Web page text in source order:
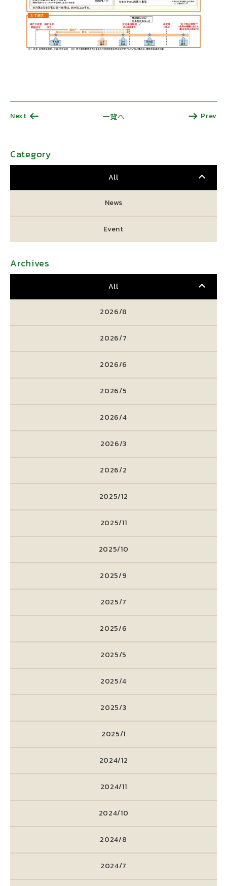
Next 一覧へ Prev
Category
All
News
Event
Archives
All
2026/8
2026/7
2026/6
2026/5
2026/4
2026/3
2026/2
2025/12
2025/11
2025/10
2025/9
2025/7
2025/6
2025/5
2025/4
2025/3
2025/1
2024/12
2024/11
2024/10
2024/8
2024/7